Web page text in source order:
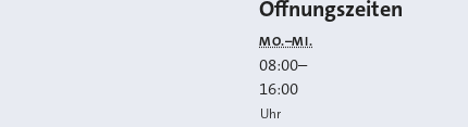
Öffnungszeiten
MO.–MI.
08:00–
16:00
Uhr